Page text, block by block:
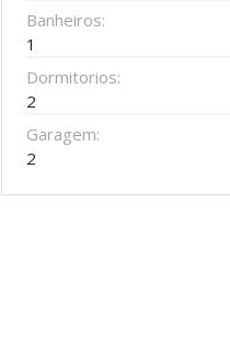
Banheiros:
1
Dormitorios:
2
Garagem:
2